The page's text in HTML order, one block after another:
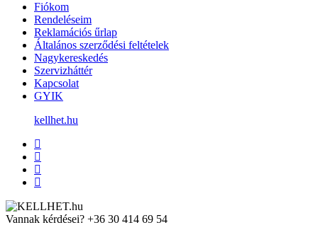
Fiókom
Rendeléseim
Reklamációs űrlap
Általános szerződési feltételek
Nagykereskedés
Szervizháttér
Kapcsolat
GYIK
kellhet.hu
Vannak kérdései? +36 30 414 69 54